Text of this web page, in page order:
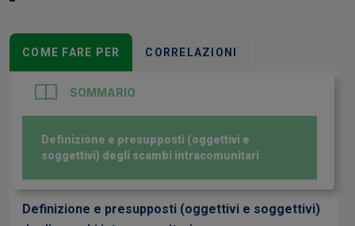
COME FARE PER CORRELAZIONI
SOMMARIO
Definizione e presupposti (oggettivi e
soggettivi) degli scambi intracomunitari
Definizione e presupposti (oggettivi e soggettivi)